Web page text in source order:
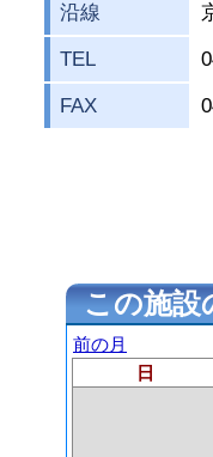
沿線
TEL
FAX
この施設
前の月
日